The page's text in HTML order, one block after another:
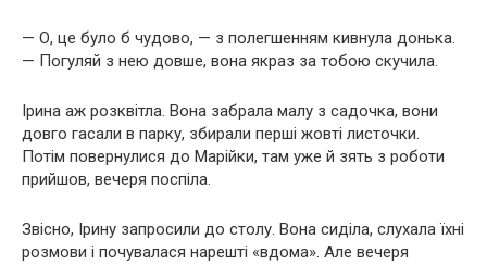
— О, це було б чудово, — з полегшенням кивнула донька.
— Погуляй з нею довше, вона якраз за тобою скучила.
Ірина аж розквітла. Вона забрала малу з садочка, вони
довго гасали в парку, збирали перші жовті листочки.
Потім повернулися до Марійки, там уже й зять з роботи
прийшов, вечеря поспіла.
Звісно, Ірину запросили до столу. Вона сиділа, слухала їхні
розмови і почувалася нарешті «вдома». Але вечеря